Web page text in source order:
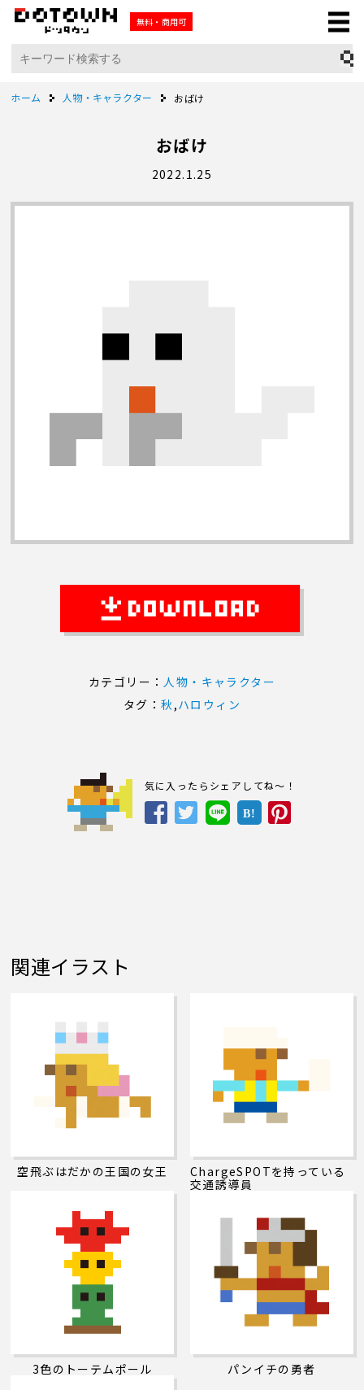
無料・商用可
ホーム 人物・キャラクター おばけ
おばけ
2022.1.25
カテゴリー：人物・キャラクター
タグ：秋 ,ハロウィン
気に入ったらシェアしてね～！
B!
関連イラスト
空飛ぶはだかの王国の女王
ChargeSPOTを持っている
交通誘導員
3色のトーテムポール パンイチの勇者